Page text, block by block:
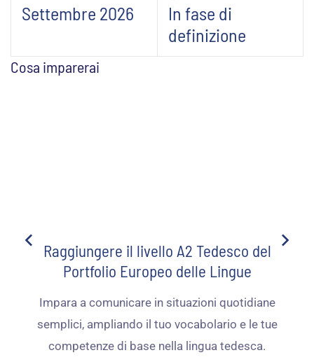
Settembre 2026
In fase di
definizione
Cosa imparerai
Raggiungere il livello A2 Tedesco del
Portfolio Europeo delle Lingue
Impara a comunicare in situazioni quotidiane
semplici, ampliando il tuo vocabolario e le tue
competenze di base nella lingua tedesca.